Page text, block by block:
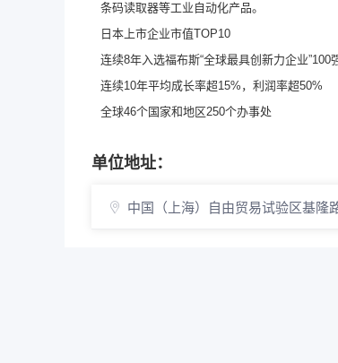
条码读取器等工业自动化产品。
日本上市企业市值TOP10
连续8年入选福布斯“全球最具创新力企业”100
连续10年平均成长率超15%，利润率超50%
全球46个国家和地区250个办事处
单位地址：
中国（上海）自由贸易试验区基隆